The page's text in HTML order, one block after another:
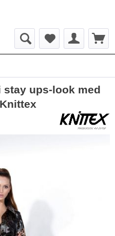
stay ups-look med